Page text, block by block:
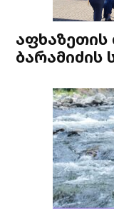
აფხაზეთის
ბარამიძის